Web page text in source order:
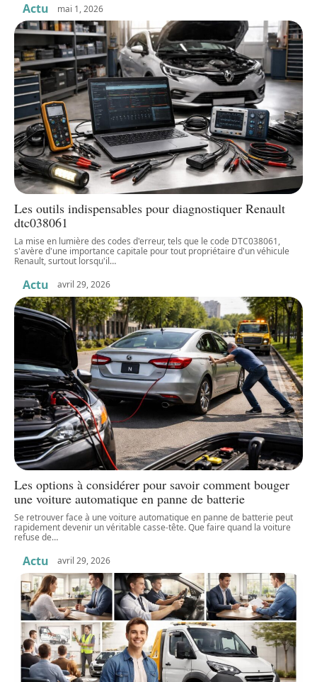
Actu mai 1, 2026
Les outils indispensables pour diagnostiquer Renault
dtc038061
La mise en lumière des codes d'erreur, tels que le code DTC038061,
s'avère d'une importance capitale pour tout propriétaire d'un véhicule
Renault, surtout lorsqu'il…
Actu avril 29, 2026
Les options à considérer pour savoir comment bouger
une voiture automatique en panne de batterie
Se retrouver face à une voiture automatique en panne de batterie peut
rapidement devenir un véritable casse-tête. Que faire quand la voiture
refuse de…
Actu avril 29, 2026